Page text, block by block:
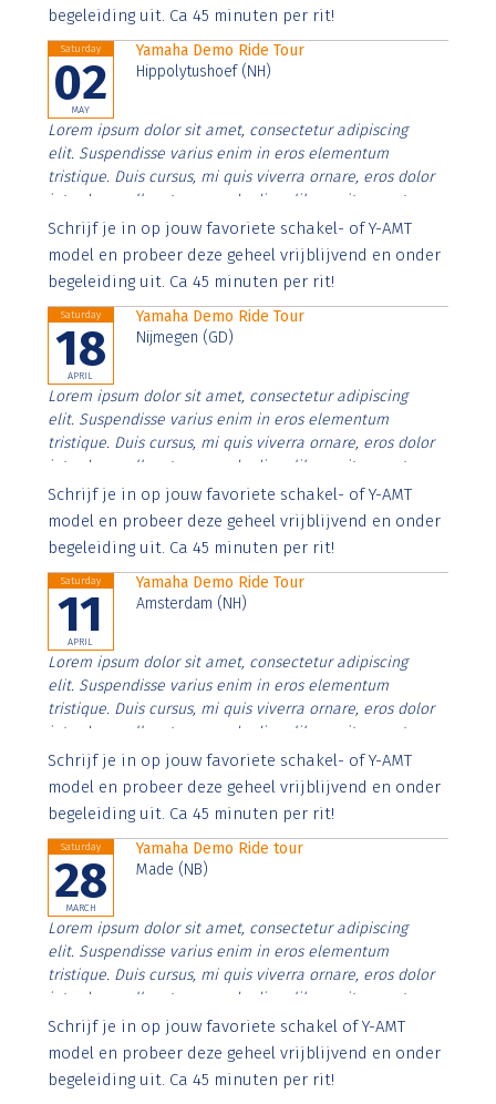
begeleiding uit. Ca 45 minuten per rit!
Saturday
02
MAY
Yamaha Demo Ride Tour
Hippolytushoef (NH)
Lorem ipsum dolor sit amet, consectetur adipiscing
elit. Suspendisse varius enim in eros elementum
tristique. Duis cursus, mi quis viverra ornare, eros dolor
interdum nulla, ut commodo diam libero vitae erat.
Aenean faucibus nibh et justo cursus id rutrum lorem
imperdiet. Nunc ut sem vitae risus tristique posuere.
Schrijf je in op jouw favoriete schakel- of Y-AMT
model en probeer deze geheel vrijblijvend en onder
begeleiding uit. Ca 45 minuten per rit!
Saturday
18
APRIL
Yamaha Demo Ride Tour
Nijmegen (GD)
Lorem ipsum dolor sit amet, consectetur adipiscing
elit. Suspendisse varius enim in eros elementum
tristique. Duis cursus, mi quis viverra ornare, eros dolor
interdum nulla, ut commodo diam libero vitae erat.
Aenean faucibus nibh et justo cursus id rutrum lorem
imperdiet. Nunc ut sem vitae risus tristique posuere.
Schrijf je in op jouw favoriete schakel- of Y-AMT
model en probeer deze geheel vrijblijvend en onder
begeleiding uit. Ca 45 minuten per rit!
Saturday
11
APRIL
Yamaha Demo Ride Tour
Amsterdam (NH)
Lorem ipsum dolor sit amet, consectetur adipiscing
elit. Suspendisse varius enim in eros elementum
tristique. Duis cursus, mi quis viverra ornare, eros dolor
interdum nulla, ut commodo diam libero vitae erat.
Aenean faucibus nibh et justo cursus id rutrum lorem
imperdiet. Nunc ut sem vitae risus tristique posuere.
Schrijf je in op jouw favoriete schakel- of Y-AMT
model en probeer deze geheel vrijblijvend en onder
begeleiding uit. Ca 45 minuten per rit!
Saturday
28
MARCH
Yamaha Demo Ride tour
Made (NB)
Lorem ipsum dolor sit amet, consectetur adipiscing
elit. Suspendisse varius enim in eros elementum
tristique. Duis cursus, mi quis viverra ornare, eros dolor
interdum nulla, ut commodo diam libero vitae erat.
Aenean faucibus nibh et justo cursus id rutrum lorem
imperdiet. Nunc ut sem vitae risus tristique posuere.
Schrijf je in op jouw favoriete schakel of Y-AMT
model en probeer deze geheel vrijblijvend en onder
begeleiding uit. Ca 45 minuten per rit!